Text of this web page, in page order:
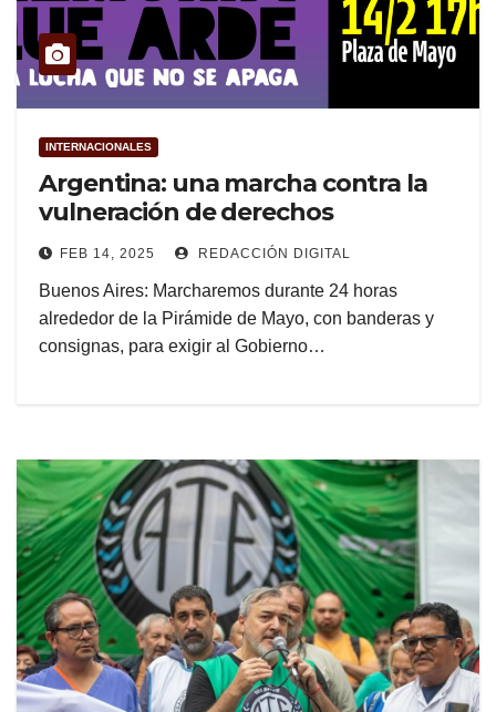
INTERNACIONALES
Argentina: una marcha contra la
vulneración de derechos
FEB 14, 2025 REDACCIÓN DIGITAL
Buenos Aires: Marcharemos durante 24 horas
alrededor de la Pirámide de Mayo, con banderas y
consignas, para exigir al Gobierno…